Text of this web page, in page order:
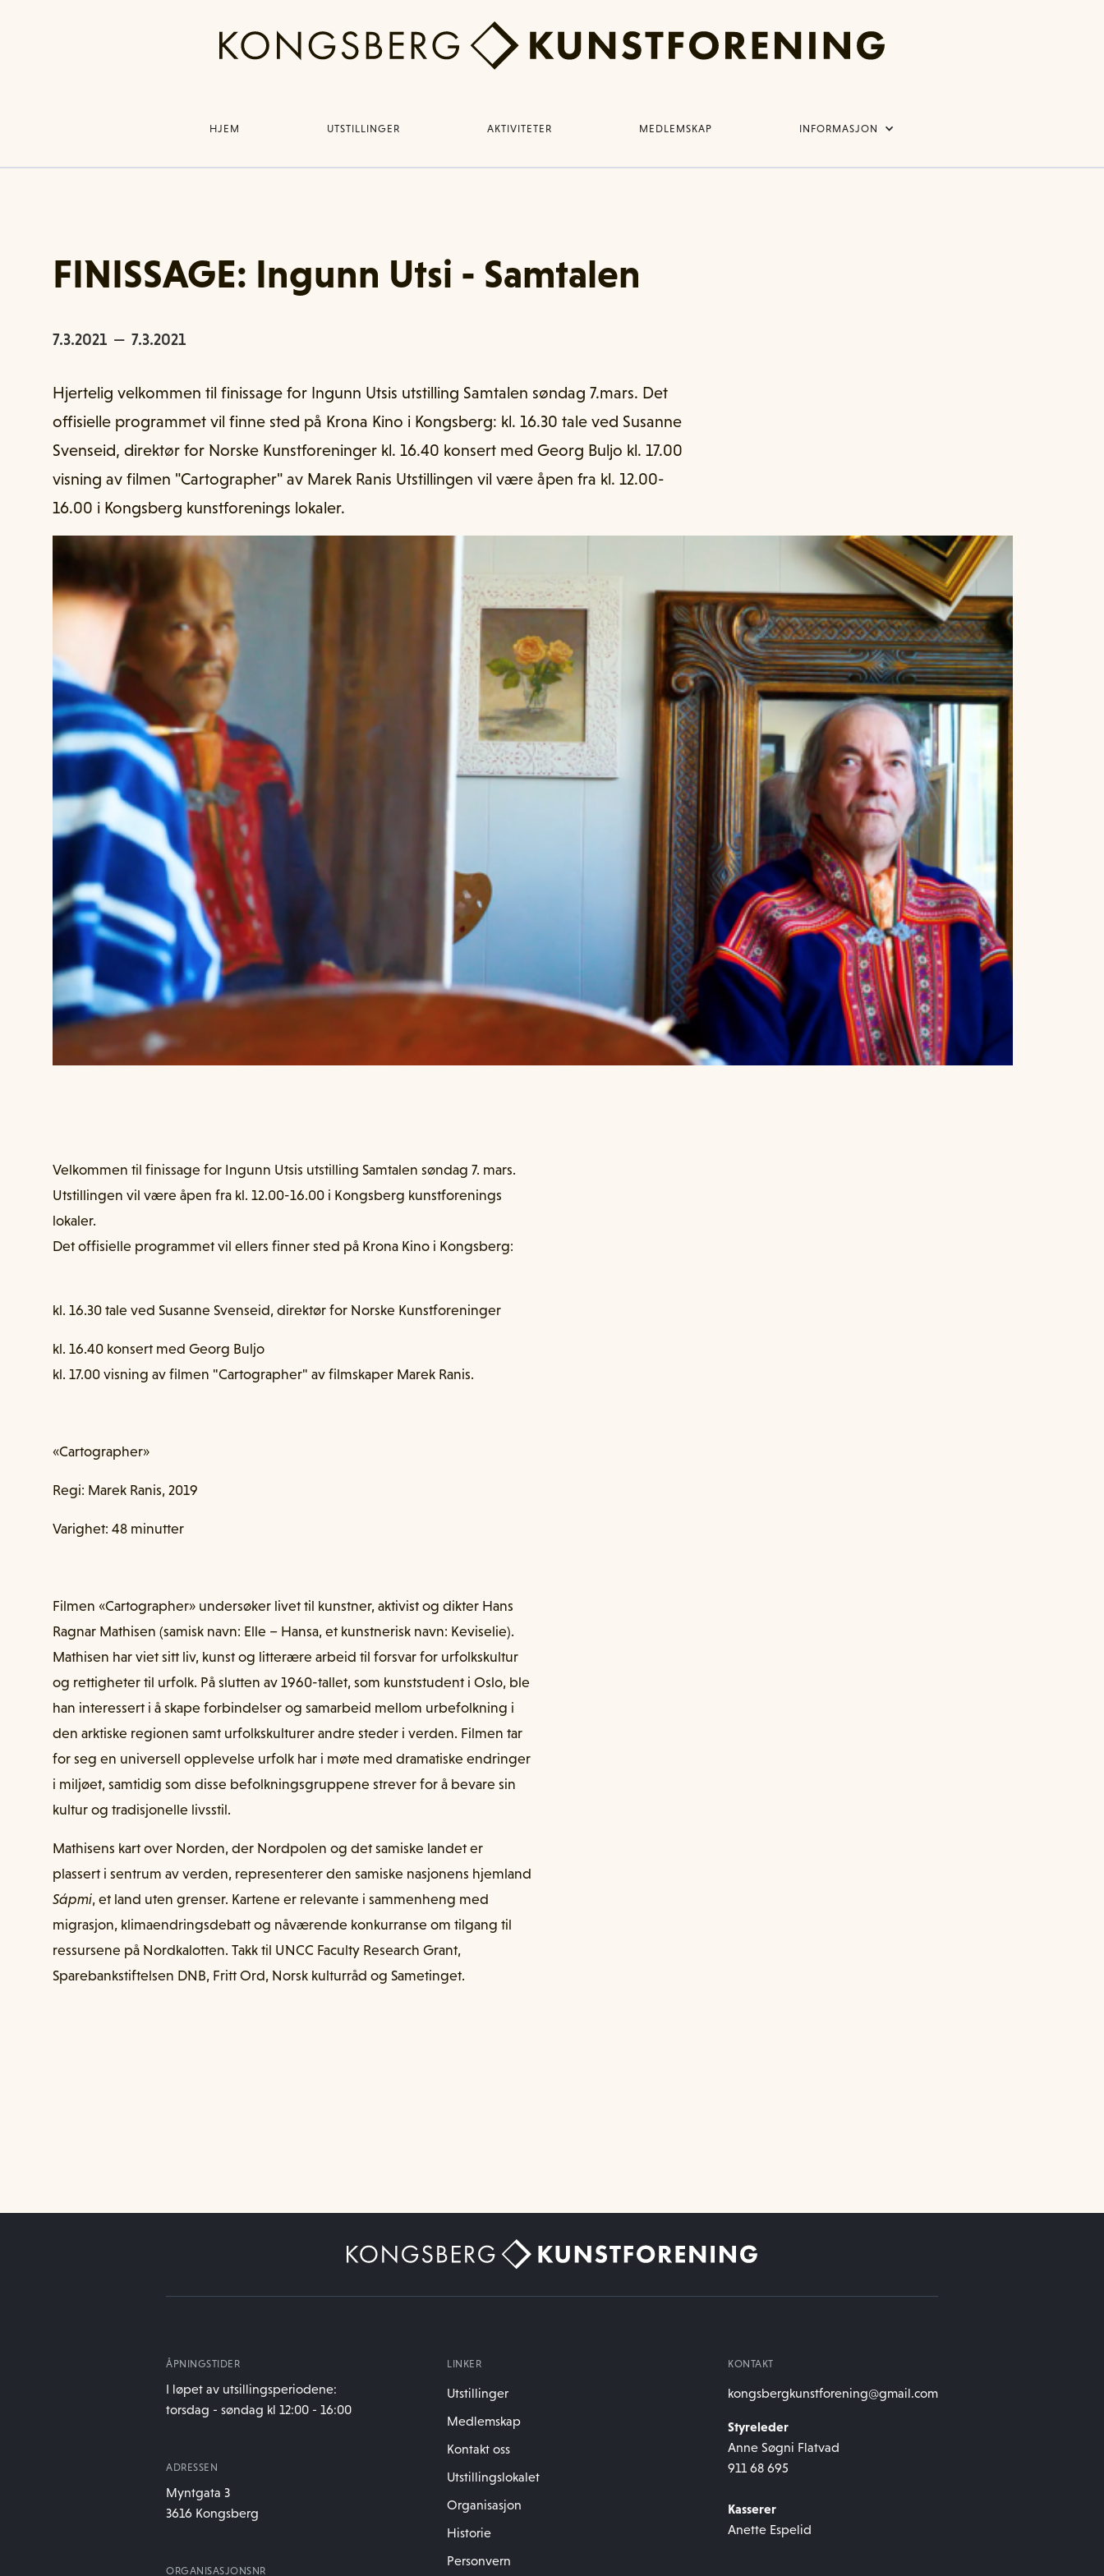
HJEM UTSTILLINGER AKTIVITETER MEDLEMSKAP INFORMASJON
FINISSAGE: Ingunn Utsi - Samtalen
7.3.2021 — 7.3.2021
Hjertelig velkommen til finissage for Ingunn Utsis utstilling Samtalen søndag 7.mars. Det
offisielle programmet vil finne sted på Krona Kino i Kongsberg: kl. 16.30 tale ved Susanne
Svenseid, direktør for Norske Kunstforeninger kl. 16.40 konsert med Georg Buljo kl. 17.00
visning av filmen "Cartographer" av Marek Ranis Utstillingen vil være åpen fra kl. 12.00-
16.00 i Kongsberg kunstforenings lokaler.
Velkommen til finissage for Ingunn Utsis utstilling Samtalen søndag 7. mars.
Utstillingen vil være åpen fra kl. 12.00-16.00 i Kongsberg kunstforenings
lokaler.
Det offisielle programmet vil ellers finner sted på Krona Kino i Kongsberg:
kl. 16.30 tale ved Susanne Svenseid, direktør for Norske Kunstforeninger
kl. 16.40 konsert med Georg Buljo
kl. 17.00 visning av filmen "Cartographer" av filmskaper Marek Ranis.
«Cartographer»
Regi: Marek Ranis, 2019
Varighet: 48 minutter
Filmen «Cartographer» undersøker livet til kunstner, aktivist og dikter Hans
Ragnar Mathisen (samisk navn: Elle – Hansa, et kunstnerisk navn: Keviselie).
Mathisen har viet sitt liv, kunst og litterære arbeid til forsvar for urfolkskultur
og rettigheter til urfolk. På slutten av 1960-tallet, som kunststudent i Oslo, ble
han interessert i å skape forbindelser og samarbeid mellom urbefolkning i
den arktiske regionen samt urfolkskulturer andre steder i verden. Filmen tar
for seg en universell opplevelse urfolk har i møte med dramatiske endringer
i miljøet, samtidig som disse befolkningsgruppene strever for å bevare sin
kultur og tradisjonelle livsstil.
Mathisens kart over Norden, der Nordpolen og det samiske landet er
plassert i sentrum av verden, representerer den samiske nasjonens hjemland
Sápmi, et land uten grenser. Kartene er relevante i sammenheng med
migrasjon, klimaendringsdebatt og nåværende konkurranse om tilgang til
ressursene på Nordkalotten. Takk til UNCC Faculty Research Grant,
Sparebankstiftelsen DNB, Fritt Ord, Norsk kulturråd og Sametinget.
ÅPNINGSTIDER
I løpet av utsillingsperiodene:
torsdag - søndag kl 12:00 - 16:00
ADRESSEN
Myntgata 3
3616 Kongsberg
ORGANISASJONSNR
LINKER
Utstillinger
Medlemskap
Kontakt oss
Utstillingslokalet
Organisasjon
Historie
Personvern
KONTAKT
kongsbergkunstforening@gmail.com
Styreleder
Anne Søgni Flatvad
911 68 695
Kasserer
Anette Espelid